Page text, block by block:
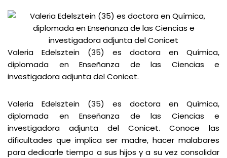
Valeria Edelsztein (35) es doctora en Química,
diplomada en Enseñanza de las Ciencias e
investigadora adjunta del Conicet.
Valeria Edelsztein (35) es doctora en Química,
diplomada en Enseñanza de las Ciencias e
investigadora adjunta del Conicet. Conoce las
dificultades que implica ser madre, hacer malabares
para dedicarle tiempo a sus hijos y a su vez consolidar